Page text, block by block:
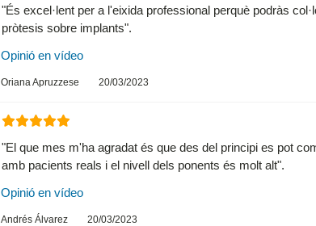
"És excel·lent per a l'eixida professional perquè podràs
pròtesis sobre implants".
Opinió en vídeo
Oriana Apruzzese 20/03/2023
"El que mes m'ha agradat és que des del principi es pot
amb pacients reals i el nivell dels ponents és molt alt".
Opinió en vídeo
Andrés Álvarez 20/03/2023